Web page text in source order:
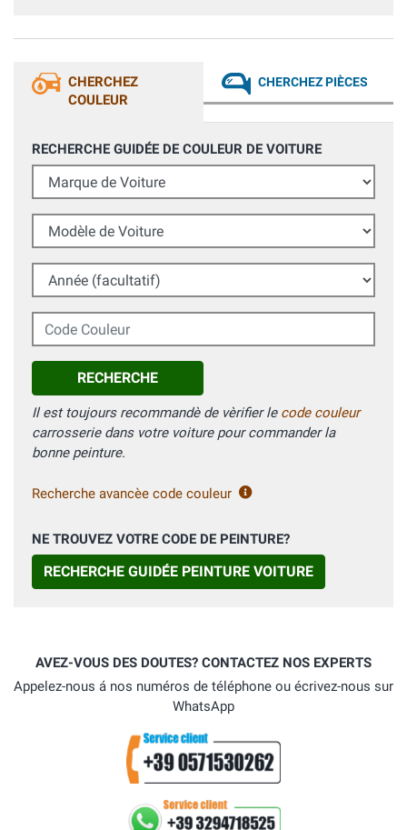
CHERCHEZ
COULEUR
CHERCHEZ PIÈCES
RECHERCHE GUIDÉE DE COULEUR DE VOITURE
Marque de Voiture
Modèle de Voiture
Année (facultatif)
Code Couleur
RECHERCHE
Il est toujours recommandè de vèrifier le code couleur
carrosserie dans votre voiture pour commander la
bonne peinture.
Recherche avancèe code couleur
NE TROUVEZ VOTRE CODE DE PEINTURE?
RECHERCHE GUIDÉE PEINTURE VOITURE
AVEZ-VOUS DES DOUTES? CONTACTEZ NOS EXPERTS
Appelez-nous á nos numéros de téléphone ou écrivez-nous sur
WhatsApp